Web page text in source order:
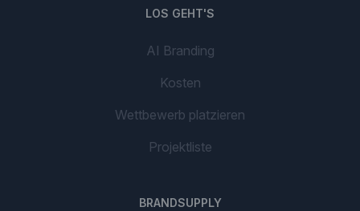
LOS GEHT'S
AI Branding
Kosten
Wettbewerb platzieren
Projektliste
BRANDSUPPLY